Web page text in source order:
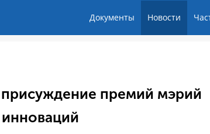
Документы Новости
премий мэрий